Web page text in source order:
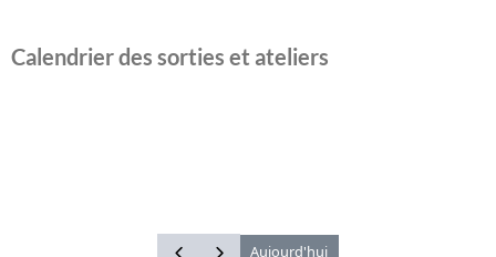
Calendrier des sorties et ateliers